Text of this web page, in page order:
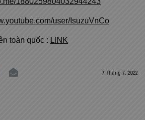
user/IsuzuVnCo
toàn quốc : LINK
7 Tháng 7, 2022